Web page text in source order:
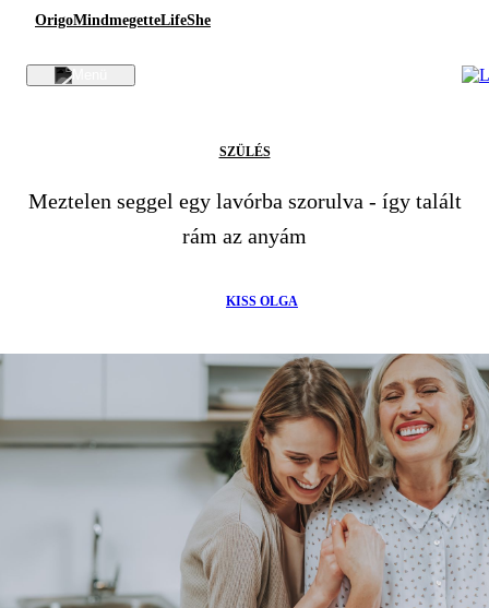
OrigoMindmegetteLifeShe
SZÜLÉS
Meztelen seggel egy lavórba szorulva - így talált
rám az anyám
KISS OLGA